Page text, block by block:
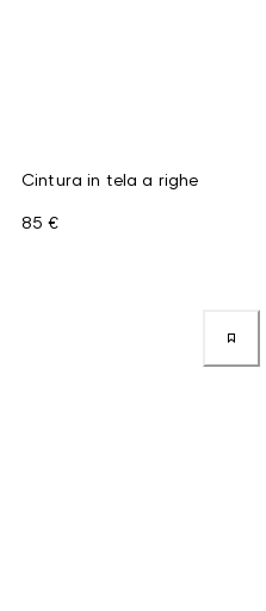
Cintura in tela a righe
85 €